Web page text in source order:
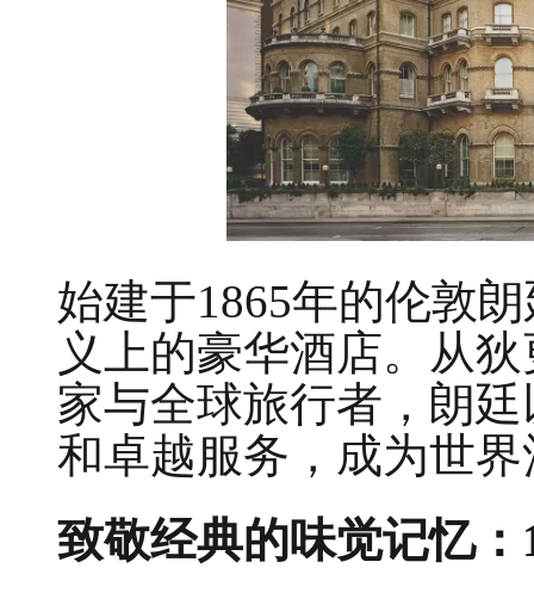
始建于1865年的伦敦
义上的豪华酒店。从
家与全球旅行者，朗
和卓越服务，成为世
致敬经典的味觉记忆